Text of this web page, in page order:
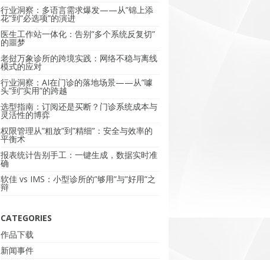
行业洞察：多语言需求爆发——从”锦上添
花”到”必选项”的演进
医生工作站一体化：告别”多个系统反复切”
的噩梦
老挝万象诊所的跨境实践：网络不稳与离线
模式的应对
行业洞察：AI在门诊的落地场景——从”噱
头”到”实用”的跨越
选型指南：订阅还是买断？门诊系统成本与
灵活性的博弈
权限管理从”粗放”到”精细”：安全与效率的
平衡术
报表统计告别手工：一键生成，数据实时准
确
软佳 vs IMS：小型诊所的”够用”与”好用”之
辩
CATEGORIES
作品下载
新闻事件